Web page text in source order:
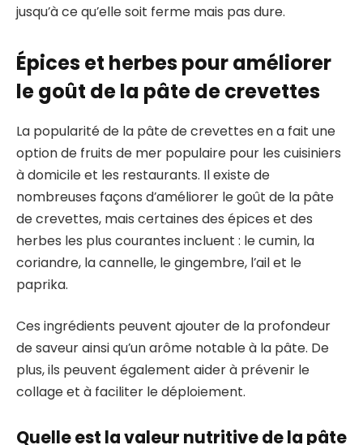
jusqu’à ce qu’elle soit ferme mais pas dure.
Épices et herbes pour améliorer
le goût de la pâte de crevettes
La popularité de la pâte de crevettes en a fait une
option de fruits de mer populaire pour les cuisiniers
à domicile et les restaurants. Il existe de
nombreuses façons d’améliorer le goût de la pâte
de crevettes, mais certaines des épices et des
herbes les plus courantes incluent : le cumin, la
coriandre, la cannelle, le gingembre, l’ail et le
paprika.
Ces ingrédients peuvent ajouter de la profondeur
de saveur ainsi qu’un arôme notable à la pâte. De
plus, ils peuvent également aider à prévenir le
collage et à faciliter le déploiement.
Quelle est la valeur nutritive de la pâte